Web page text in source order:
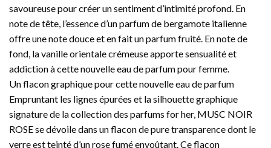
savoureuse pour créer un sentiment d’intimité profond. En
note de tête, l’essence d’un parfum de bergamote italienne
offre une note douce et en fait un parfum fruité. En note de
fond, la vanille orientale crémeuse apporte sensualité et
addiction à cette nouvelle eau de parfum pour femme.
Un flacon graphique pour cette nouvelle eau de parfum
Empruntant les lignes épurées et la silhouette graphique
signature de la collection des parfums for her, MUSC NOIR
ROSE se dévoile dans un flacon de pure transparence dont le
verre est teinté d’un rose fumé envoûtant. Ce flacon